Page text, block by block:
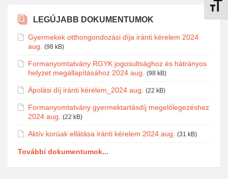
LEGÚJABB DOKUMENTUMOK
Gyermekek otthongondozási díja iránti kérelem 2024
aug.
(98 kB)
Formanyomtatvány RGYK jogosultsághoz és hátrányos
helyzet megállapításához 2024 aug.
(98 kB)
Ápolási díj iránti kérelem_2024 aug. (22 kB)
Formanyomtatvány gyermektartásdíj megelőlegezéshez
2024 aug.
(22 kB)
Aktív korúak ellátása iránti kérelem 2024 aug. (31 kB)
További dokumentumok...